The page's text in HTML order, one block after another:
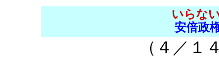
いらな
安倍政
（４／